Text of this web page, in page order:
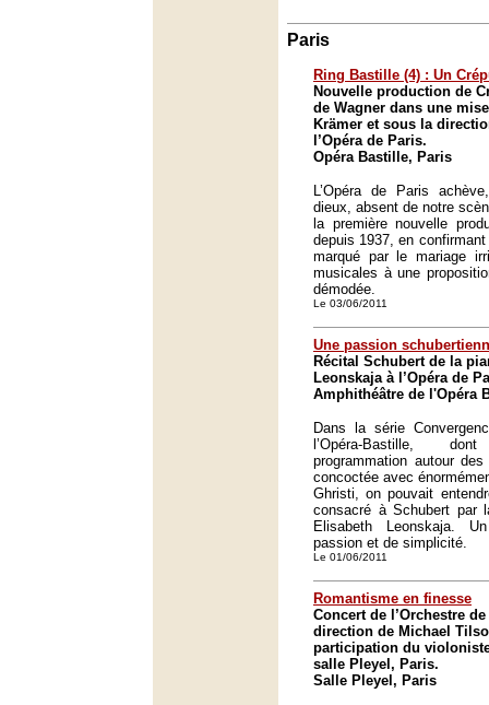
Paris
Ring Bastille (4) : Un
Nouvelle production de
de Wagner dans une
Krämer et sous la
l’Opéra de Paris.
Opéra Bastille, Paris
L’Opéra de Paris
dieux, absent de notre
la première nouvelle
depuis 1937, en confirmant
marqué par le mariage
musicales à une
démodée.
Le 03/06/2011
Une passion
Récital Schubert de la
Leonskaja à l’Opéra de
Amphithéâtre de l'Opéra
Dans la série
l’Opéra-Bastille,
programmation autour
concoctée avec
Ghristi, on pouvait
consacré à Schubert par
Elisabeth Leonskaja.
passion et de simplicité.
Le 01/06/2011
Romantisme en finesse
Concert de l’Orchestre
direction de Michael
participation du
salle Pleyel, Paris.
Salle Pleyel, Paris